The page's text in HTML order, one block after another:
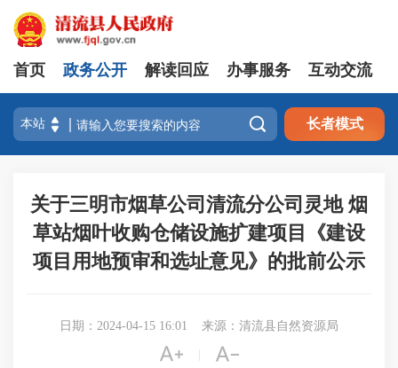
首页 政务公开 解读回应 办事服务 互动交流
 长者模式
关于三明市烟草公司清流分公司灵地 烟
草站烟叶收购仓储设施扩建项目《建设
项目用地预审和选址意见》的批前公示
日期：2024-04-15 16:01 来源：清流县自然资源局
 